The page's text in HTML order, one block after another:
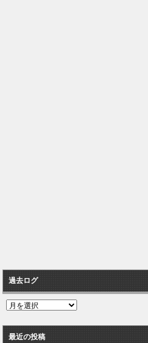
過去ログ
過
ロ
グ
最近の投稿